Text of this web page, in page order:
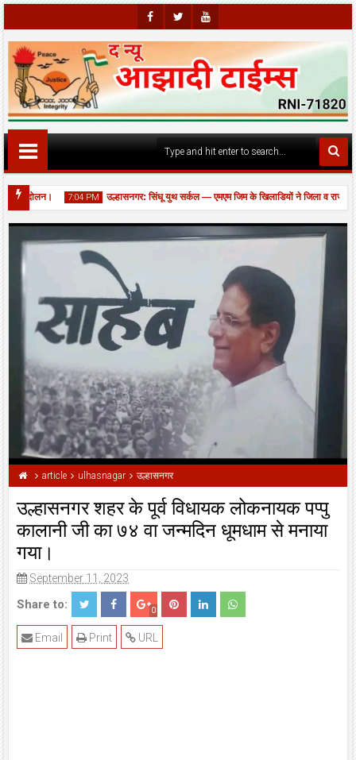
Faceb
Ook
Twitte
R
Youtu
Be
आंदोलन। 7:04 PM
06 Aug
2026
उल्हासनगर: सिंधू युथ सर्कल — एमएम जिम के खिलाडियों ने जिला व राज्य स्तर
की आपात मरम्मत, यातायात बहाल।
article ulhasnagar उल्हासनगर
उल्हासनगर शहर के पूर्व विधायक लोकनायक पप्पु
कालानी जी का ७४ वा जन्मदिन धूमधाम से मनाया
गया।
September 11, 2023
Share to: 0
URL
Print
Email